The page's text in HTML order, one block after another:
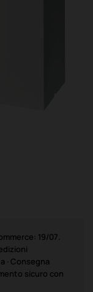
19/07.
· Consegna
sicuro con